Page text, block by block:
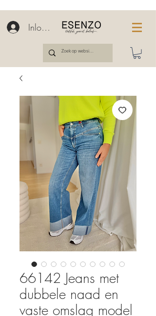
Inloggen
66142 Jeans met
dubbele naad en
vaste omslag model